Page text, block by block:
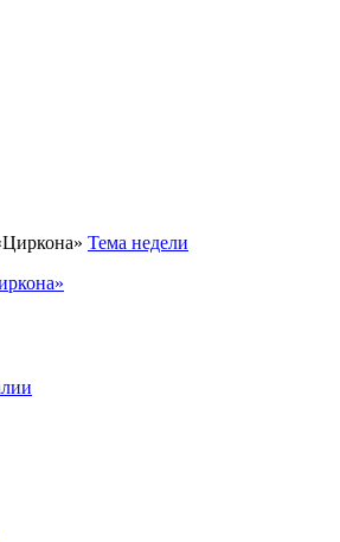
Тема недели